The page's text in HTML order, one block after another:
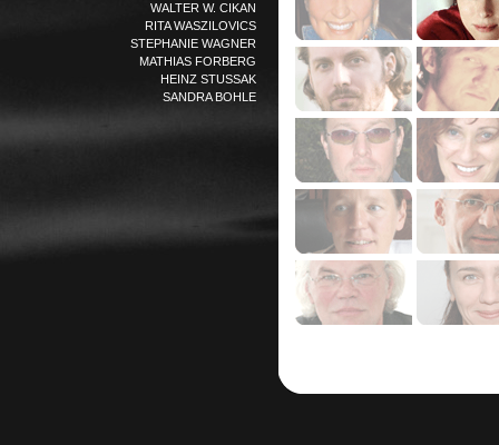
WALTER W. CIKAN
RITA WASZILOVICS
STEPHANIE WAGNER
MATHIAS FORBERG
HEINZ STUSSAK
SANDRA BOHLE